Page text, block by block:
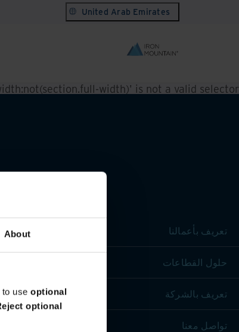
About
use optional
optional
United Arab Emirates
width)' is not a valid selector.
تعريف بأعمالنا
حلول القطاعات
تعريف بالشركة
تواصل معنا